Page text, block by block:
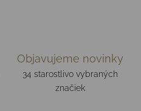
Objavujeme novinky
34 starostlivo vybraných
značiek